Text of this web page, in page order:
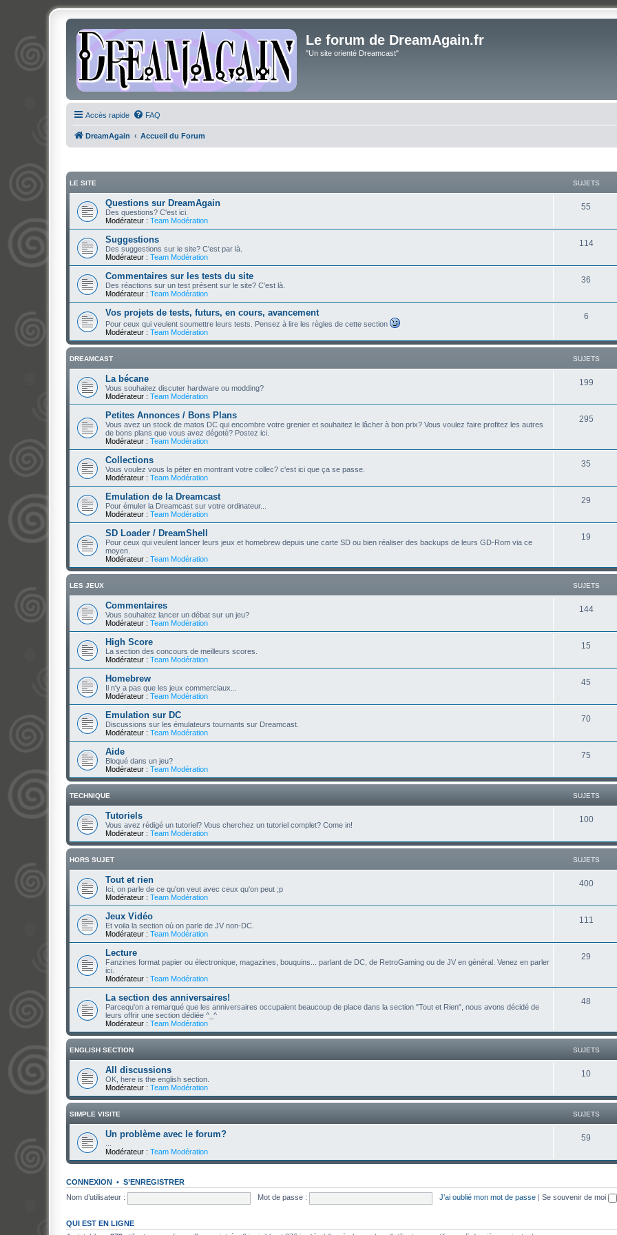
Le forum de DreamAgain.fr
"Un site orienté Dreamcast"
Accès rapide FAQ
DreamAgain Accueil du Forum
LE SITE SUJETS
Questions sur DreamAgain
Des questions? C'est ici.
Modérateur : Team Modération
55
Suggestions
Des suggestions sur le site? C'est par là.
Modérateur : Team Modération
114
Commentaires sur les tests du site
Des réactions sur un test présent sur le site? C'est là.
Modérateur : Team Modération
36
Vos projets de tests, futurs, en cours, avancement
Pour ceux qui veulent soumettre leurs tests. Pensez à lire les règles de cette section
Modérateur : Team Modération
6
DREAMCAST SUJETS
La bécane
Vous souhaitez discuter hardware ou modding?
Modérateur : Team Modération
199
Petites Annonces / Bons Plans
Vous avez un stock de matos DC qui encombre votre grenier et souhaitez le lâcher à bon prix? Vous voulez faire profitez les autres
de bons plans que vous avez dégoté? Postez ici.
Modérateur : Team Modération
295
Collections
Vous voulez vous la péter en montrant votre collec? c'est ici que ça se passe.
Modérateur : Team Modération
35
Emulation de la Dreamcast
Pour émuler la Dreamcast sur votre ordinateur...
Modérateur : Team Modération
29
SD Loader / DreamShell
Pour ceux qui veulent lancer leurs jeux et homebrew depuis une carte SD ou bien réaliser des backups de leurs GD-Rom via ce
moyen.
Modérateur : Team Modération
19
LES JEUX SUJETS
Commentaires
Vous souhaitez lancer un débat sur un jeu?
Modérateur : Team Modération
144
High Score
La section des concours de meilleurs scores.
Modérateur : Team Modération
15
Homebrew
Il n'y a pas que les jeux commerciaux...
Modérateur : Team Modération
45
Emulation sur DC
Discussions sur les émulateurs tournants sur Dreamcast.
Modérateur : Team Modération
70
Aide
Bloqué dans un jeu?
Modérateur : Team Modération
75
TECHNIQUE SUJETS
Tutoriels
Vous avez rédigé un tutoriel? Vous cherchez un tutoriel complet? Come in!
Modérateur : Team Modération
100
HORS SUJET SUJETS
Tout et rien
Ici, on parle de ce qu'on veut avec ceux qu'on peut ;p
Modérateur : Team Modération
400
Jeux Vidéo
Et voila la section où on parle de JV non-DC.
Modérateur : Team Modération
111
Lecture
Fanzines format papier ou électronique, magazines, bouquins... parlant de DC, de RetroGaming ou de JV en général. Venez en parler
ici.
Modérateur : Team Modération
29
La section des anniversaires!
Parcequ'on a remarqué que les anniversaires occupaient beaucoup de place dans la section "Tout et Rien", nous avons décidé de
leurs offrir une section dédiée ^_^
Modérateur : Team Modération
48
ENGLISH SECTION SUJETS
All discussions
OK, here is the english section.
Modérateur : Team Modération
10
SIMPLE VISITE SUJETS
Un problème avec le forum?
Modérateur : Team Modération
59
CONNEXION • S’ENREGISTRER
Nom d’utilisateur :
Mot de passe : J’ai oublié mon mot de passe Se souvenir de moi
QUI EST EN LIGNE